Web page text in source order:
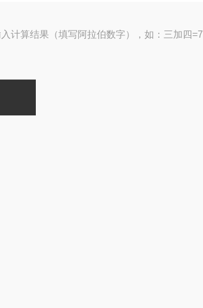
计算结果（填写阿拉伯数字），如：三加四=7